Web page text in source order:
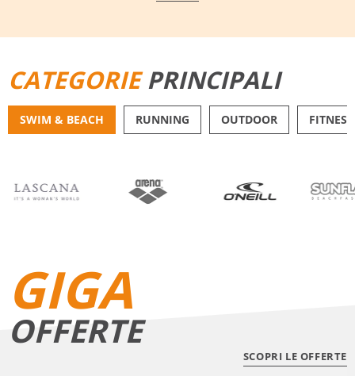
CATEGORIEPRINCIPALI
SWIM & BEACH RUNNING OUTDOOR FITNESS
GIGA
OFFERTE
SCOPRI LE OFFERTE